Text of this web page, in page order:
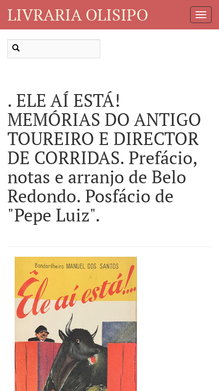
LIVRARIA OLISIPO
. ELE AÍ ESTÁ!
MEMÓRIAS DO ANTIGO
TOUREIRO E DIRECTOR
DE CORRIDAS. Prefácio,
notas e arranjo de Belo
Redondo. Posfácio de
"Pepe Luiz".